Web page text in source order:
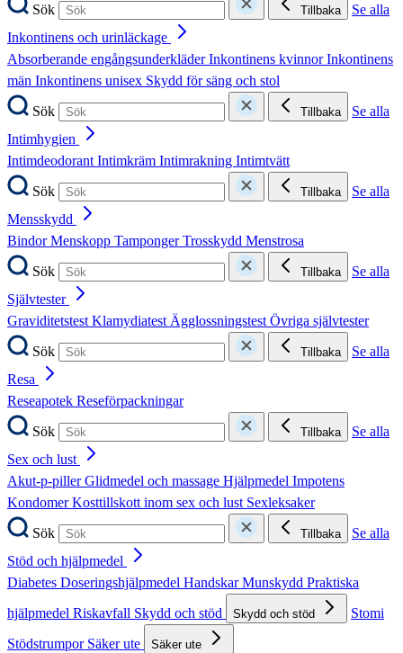
Sök
Tillbaka
Se alla
Inkontinens och urinläckage
Absorberande engångsunderkläderInkontinens kvinnorInkontinens
män Inkontinens unisex Skydd för säng och stol
Sök
Tillbaka
Se alla
Intimhygien
IntimdeodorantIntimkräm Intimrakning Intimtvätt
Sök
Tillbaka
Se alla
Mensskydd
BindorMenskopp TampongerTrosskydd Menstrosa
Sök
Tillbaka
Se alla
Självtester
GraviditetstestKlamydiatestÄgglossningstestÖvriga självtester
Sök
Tillbaka
Se alla
Resa
Reseapotek Reseförpackningar
Sök
Tillbaka
Se alla
Sex och lust
Akut-p-pillerGlidmedel och massage Hjälpmedel Impotens
KondomerKosttillskott inom sex och lust Sexleksaker
Sök
Tillbaka
Se alla
Stöd och hjälpmedel
Diabetes Doseringshjälpmedel HandskarMunskydd Praktiska
hjälpmedel Riskavfall Skydd och stöd Skydd och stöd
Stomi
Stödstrumpor Säker ute Säker ute